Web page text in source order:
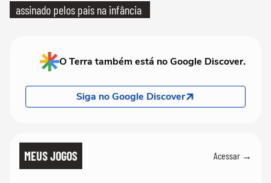
assinado pelos pais na infância
O Terra também está no Google Discover.
Siga no Google Discover
MEUS JOGOS Acessar →